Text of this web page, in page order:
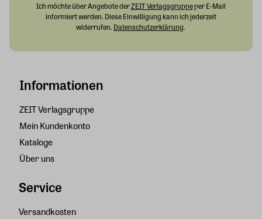
Informationen
ZEIT Verlagsgruppe
Mein Kundenkonto
Kataloge
Über uns
Service
Versandkosten
Ich möchte über Angebote derZEIT Verlagsgruppeper E-Mail
informiert werden. Diese Einwilligung kann ich jederzeit
widerrufen. Datenschutzerklärung.